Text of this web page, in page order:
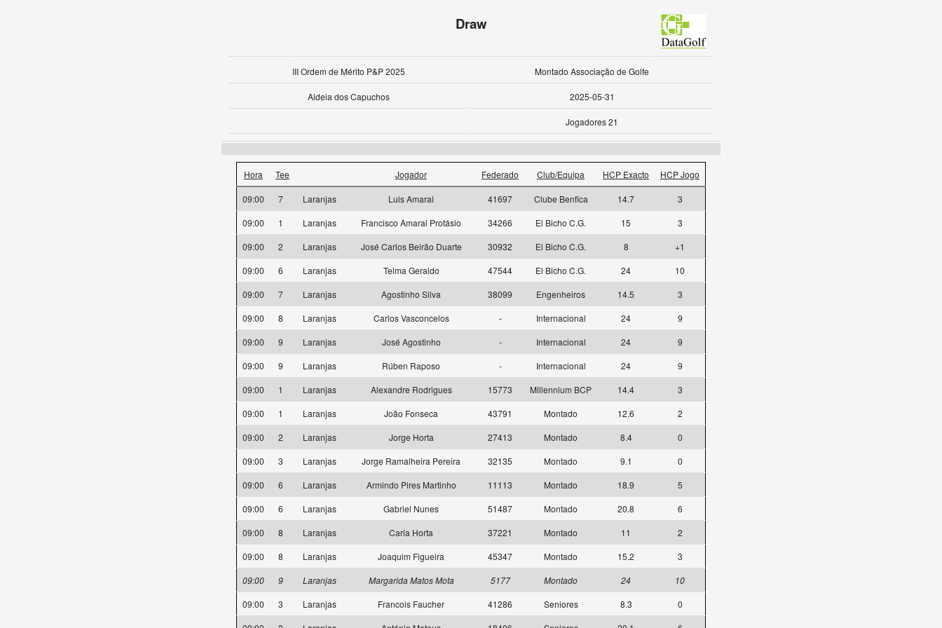
Draw
III Ordem de Mérito P&P 2025 Montado Associação de Golfe
Aldeia dos Capuchos 2025-05-31
Jogadores 21
Hora Tee Jogador Federado Club/Equipa HCP Exacto HCP Jogo
09:00 7 Laranjas Luis Amaral 41697 Clube Benfica 14.7
3
09:00
1 Laranjas Francisco Amaral Protásio 34266 El Bicho C.G. 15
3
09:00
2 Laranjas José Carlos Beirão Duarte 30932 El Bicho C.G. 8
+1
09:00
6 Laranjas Telma Geraldo 47544 El Bicho C.G. 24
10
09:00
7 Laranjas Agostinho Silva 38099 Engenheiros 14.5
3
09:00
8 Laranjas Carlos Vasconcelos - Internacional 24
9
09:00
9 Laranjas José Agostinho - Internacional 24
9
09:00
9 Laranjas Rúben Raposo - Internacional 24
9
09:00
1 Laranjas Alexandre Rodrigues 15773 Millennium BCP 14.4
3
09:00
1 Laranjas João Fonseca 43791 Montado 12.6
2
09:00
2 Laranjas Jorge Horta 27413 Montado 8.4
0
09:00
3 Laranjas Jorge Ramalheira Pereira 32135 Montado 9.1
0
09:00
6 Laranjas Armindo Pires Martinho 11113 Montado 18.9
5
09:00
6 Laranjas Gabriel Nunes 51487 Montado 20.8
6
09:00
8 Laranjas Carla Horta 37221 Montado 11
2
09:00
8 Laranjas Joaquim Figueira 45347 Montado 15.2
3
09:00
9 Laranjas Margarida Matos Mota 5177 Montado 24
10
09:00
3 Laranjas Francois Faucher 41286 Seniores 8.3
0